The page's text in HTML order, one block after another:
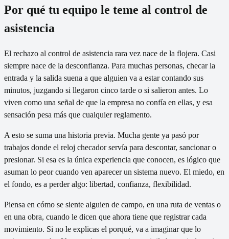
Por qué tu equipo le teme al control de
asistencia
El rechazo al control de asistencia rara vez nace de la flojera. Casi
siempre nace de la desconfianza. Para muchas personas, checar la
entrada y la salida suena a que alguien va a estar contando sus
minutos, juzgando si llegaron cinco tarde o si salieron antes. Lo
viven como una señal de que la empresa no confía en ellas, y esa
sensación pesa más que cualquier reglamento.
A esto se suma una historia previa. Mucha gente ya pasó por
trabajos donde el reloj checador servía para descontar, sancionar o
presionar. Si esa es la única experiencia que conocen, es lógico que
asuman lo peor cuando ven aparecer un sistema nuevo. El miedo, en
el fondo, es a perder algo: libertad, confianza, flexibilidad.
Piensa en cómo se siente alguien de campo, en una ruta de ventas o
en una obra, cuando le dicen que ahora tiene que registrar cada
movimiento. Si no le explicas el porqué, va a imaginar que lo